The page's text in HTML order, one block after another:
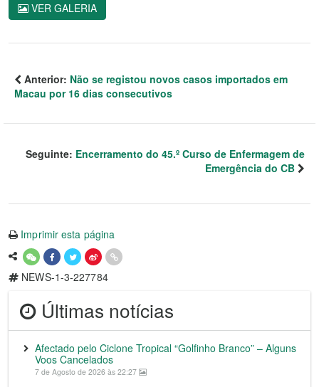
VER GALERIA
Anterior: Não se registou novos casos importados em
Macau por 16 dias consecutivos
Seguinte: Encerramento do 45.º Curso de Enfermagem de
Emergência do CB
Imprimir esta página
NEWS-1-3-227784
Últimas notícias
Afectado pelo Ciclone Tropical “Golfinho Branco” – Alguns
Voos Cancelados
7 de Agosto de 2026 às 22:27